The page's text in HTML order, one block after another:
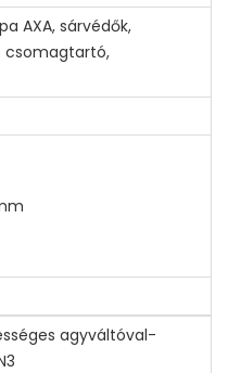
AXA, sárvédők,
csomagtartó,
agyváltóval-